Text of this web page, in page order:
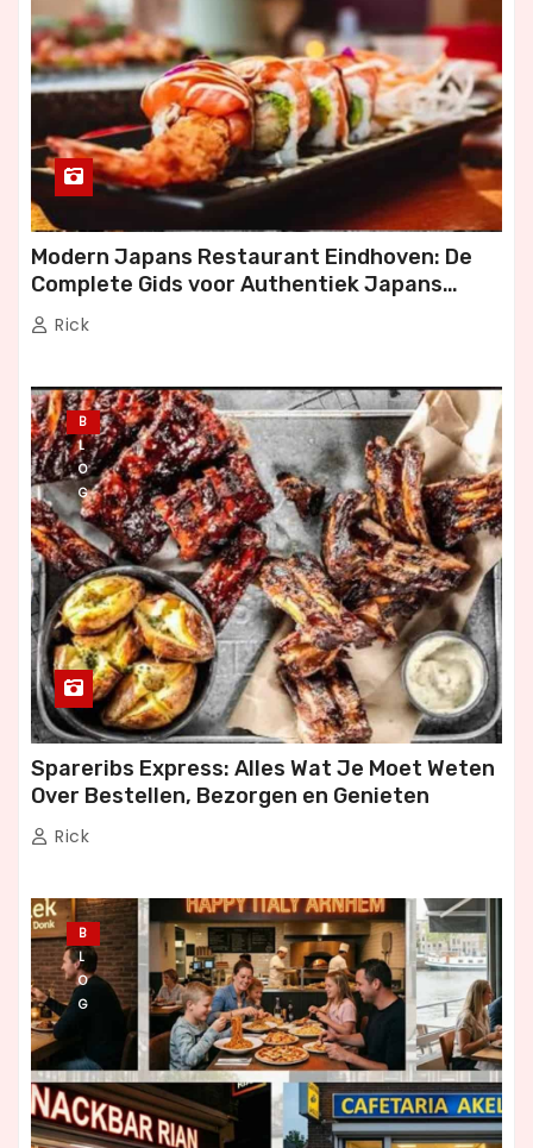
Modern Japans Restaurant Eindhoven: De
Complete Gids voor Authentiek Japans
Dineren
Rick
B
L
O
G
Spareribs Express: Alles Wat Je Moet Weten
Over Bestellen, Bezorgen en Genieten
Rick
B
L
O
G